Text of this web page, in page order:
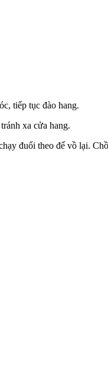
tiếp tục đào hang.
xa cửa hang.
đuổi theo để vồ lại.